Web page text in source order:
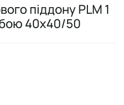
піддону PLM 1
40x40/50